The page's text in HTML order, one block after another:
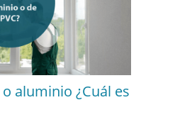
aluminio ¿Cuál es